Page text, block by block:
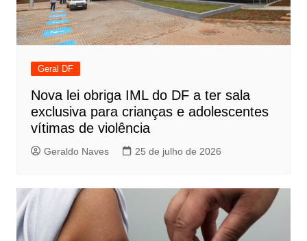
Geral DF
Nova lei obriga IML do DF a ter sala
exclusiva para crianças e adolescentes
vítimas de violência
Geraldo Naves 25 de julho de 2026